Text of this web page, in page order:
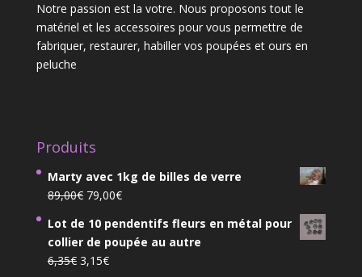
Notre passion est la votre. Nous proposons tout le
matériel et les accessoires pour vous permettre de
fabriquer, restaurer, habiller vos poupées et ours en
peluche
Produits
Marty avec 1kg de billes de verre
89,00€ Le
initial
était :
89,00€.
79,00€Le
actuel
est :
Lot de 10 pendentifs fleurs en métal pour
collier de poupée au autre
6,35€ Le
3,15€Le